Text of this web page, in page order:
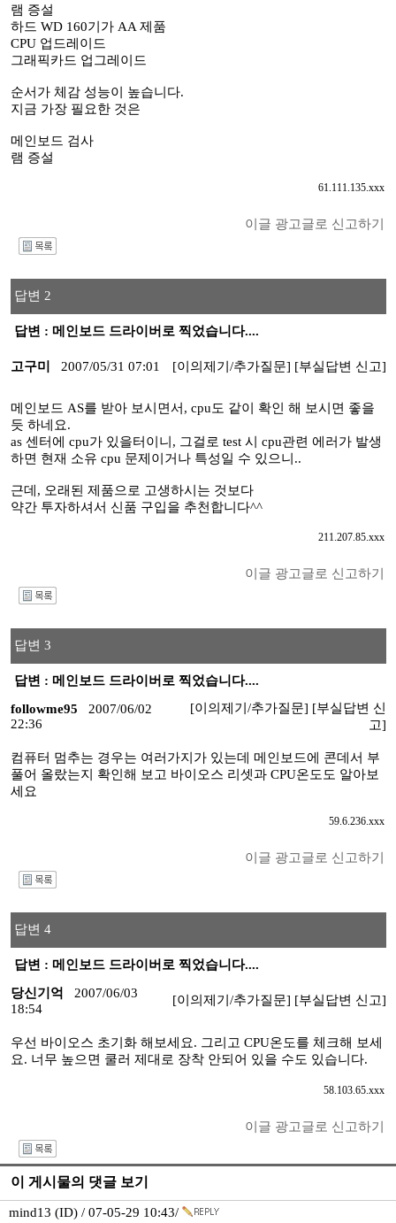
램 증설
하드 WD 160기가 AA 제품
CPU 업드레이드
그래픽카드 업그레이드
순서가 체감 성능이 높습니다.
지금 가장 필요한 것은
메인보드 검사
램 증설
61.111.135.xxx
이글 광고글로 신고하기
답변 2
답변 : 메인보드 드라이버로 찍었습니다....
고구미 2007/05/31 07:01 [이의제기/추가질문] [부실답변 신고]
메인보드 AS를 받아 보시면서, cpu도 같이 확인 해 보시면 좋을
듯 하네요.
as 센터에 cpu가 있을터이니, 그걸로 test 시 cpu관련 에러가 발생
하면 현재 소유 cpu 문제이거나 특성일 수 있으니..
근데, 오래된 제품으로 고생하시는 것보다
약간 투자하셔서 신품 구입을 추천합니다^^
211.207.85.xxx
이글 광고글로 신고하기
답변 3
답변 : 메인보드 드라이버로 찍었습니다....
followme95
2007/06/02
22:36
[이의제기/추가질문] [부실답변 신
고]
컴퓨터 멈추는 경우는 여러가지가 있는데 메인보드에 콘데서 부
풀어 올랐는지 확인해 보고 바이오스 리셋과 CPU온도도 알아보
세요
59.6.236.xxx
이글 광고글로 신고하기
답변 4
답변 : 메인보드 드라이버로 찍었습니다....
당신기억
2007/06/03
18:54
[이의제기/추가질문] [부실답변 신고]
우선 바이오스 초기화 해보세요. 그리고 CPU온도를 체크해 보세
요. 너무 높으면 쿨러 제대로 장착 안되어 있을 수도 있습니다.
58.103.65.xxx
이글 광고글로 신고하기
이 게시물의 댓글 보기
mind13 (ID) / 07-05-29 10:43/